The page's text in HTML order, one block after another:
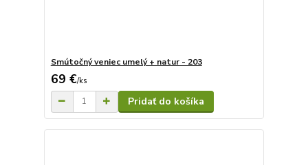
Smútočný veniec umelý + natur - 203
69 €/ks
Pridať do košíka